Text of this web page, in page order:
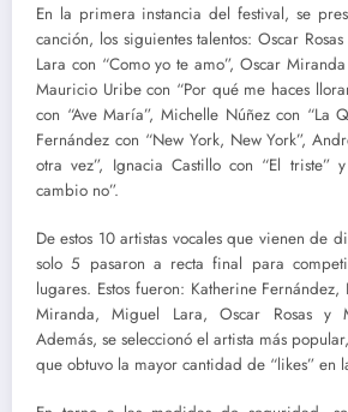
En la primera instancia del festival, se
canción, los siguientes talentos: Oscar
Lara con “Como yo te amo”, Oscar
Mauricio Uribe con “Por qué me haces
con “Ave María”, Michelle Núñez con “La
Fernández con “New York, New York”,
otra vez”, Ignacia Castillo con “El triste”
cambio no”.
De estos 10 artistas vocales que vienen de
solo 5 pasaron a recta final para
lugares. Estos fueron: Katherine
Miranda, Miguel Lara, Oscar Rosas y
Además, se seleccionó el artista más
que obtuvo la mayor cantidad de “likes” en